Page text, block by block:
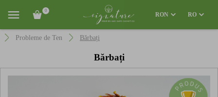
0
RON RO
Probleme de Ten Bărbați
Bărbați